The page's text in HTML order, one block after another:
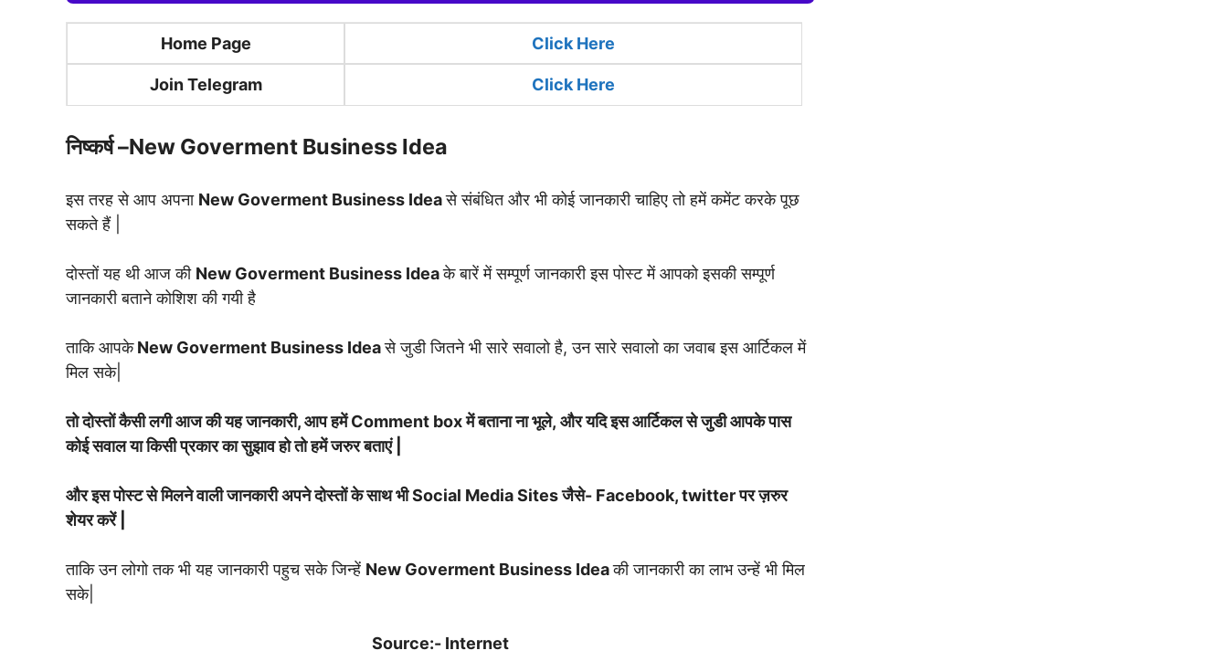
Home Page Click Here
Join Telegram Click Here
निष्कर्ष –New Goverment Business Idea
इस तरह से आप अपना New Goverment Business Ideaसे संबंधित और भी कोई जानकारी चाहिए तो हमें कमेंट करके पूछ
सकते हैं |
दोस्तों यह थी आज की New Goverment Business Ideaके बारें में सम्पूर्ण जानकारी इस पोस्ट में आपको इसकी सम्पूर्ण
जानकारी बताने कोशिश की गयी है
ताकि आपकेNew Goverment Business Ideaसे जुडी जितने भी सारे सवालो है, उन सारे सवालो का जवाब इस आर्टिकल में
मिल सके|
तो दोस्तों कैसी लगी आज की यह जानकारी, आप हमें Comment box में बताना ना भूले, और यदि इस आर्टिकल से जुडी आपके पास
कोई सवाल या किसी प्रकार का सुझाव हो तो हमें जरुर बताएं |
और इस पोस्ट से मिलने वाली जानकारी अपने दोस्तों के साथ भी Social Media Sites जैसे- Facebook, twitter पर ज़रुर
शेयर करें |
ताकि उन लोगो तक भी यह जानकारी पहुच सके जिन्हें New Goverment Business Ideaकी जानकारी का लाभ उन्हें भी मिल
सके|
Source:- Internet